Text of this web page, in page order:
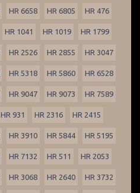
HR 6658 HR 6805 HR 476
HR 1041 HR 1019 HR 1799
HR 2526 HR 2855 HR 3047
HR 5318 HR 5860 HR 6528
HR 9047 HR 9073 HR 7589
HR 931 HR 2316 HR 2415
HR 3910 HR 5844 HR 5195
HR 7132 HR 511 HR 2053
HR 3068 HR 2640 HR 3732